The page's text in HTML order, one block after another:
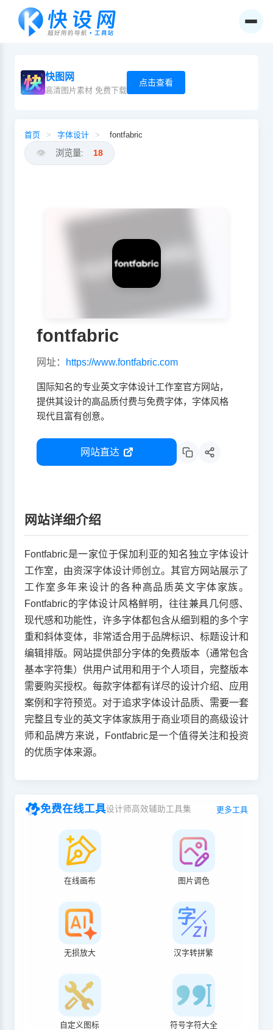
快图网
高清图片素材 免费下载
点击查看
首页 > 字体设计 > fontfabric
👁️ 浏览量: 18
fontfabric
网址： https://www.fontfabric.com
国际知名的专业英文字体设计工作室官方网站，
提供其设计的高品质付费与免费字体，字体风格
现代且富有创意。
网站直达
网站详细介绍
Fontfabric是一家位于保加利亚的知名独立字体设计
工作室，由资深字体设计师创立。其官方网站展示了
工作室多年来设计的各种高品质英文字体家族。
Fontfabric的字体设计风格鲜明，往往兼具几何感、
现代感和功能性，许多字体都包含从细到粗的多个字
重和斜体变体，非常适合用于品牌标识、标题设计和
编辑排版。网站提供部分字体的免费版本（通常包含
基本字符集）供用户试用和用于个人项目，完整版本
需要购买授权。每款字体都有详尽的设计介绍、应用
案例和字符预览。对于追求字体设计品质、需要一套
完整且专业的英文字体家族用于商业项目的高级设计
师和品牌方来说，Fontfabric是一个值得关注和投资
的优质字体来源。
免费在线工具设计师高效辅助工具集 更多工具
在线画布 图片调色
无损放大 汉字转拼繁
自定义图标 符号字符大全